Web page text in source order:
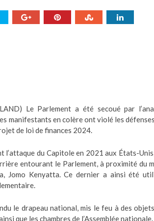
Le Parlement a été secoué par
manifestants en colère ont violé les
de loi de finances 2024.
l’attaque du Capitole en 2021 aux États-
entourant le Parlement, à proximité du
Jomo Kenyatta. Ce dernier a ainsi été
le drapeau national, mis le feu à des
que les chambres de l’Assemblée nationale.